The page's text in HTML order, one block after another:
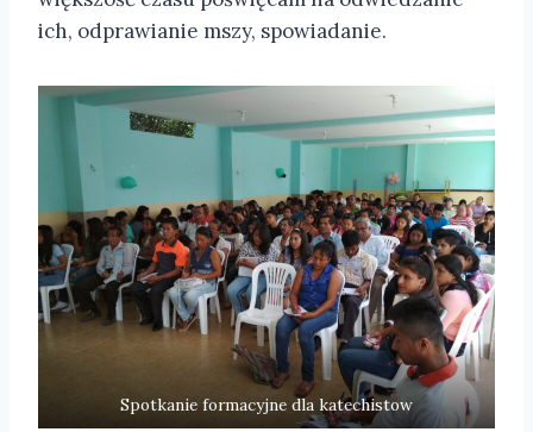
ich, odprawianie mszy, spowiadanie.
Spotkanie formacyjne dla katechistow